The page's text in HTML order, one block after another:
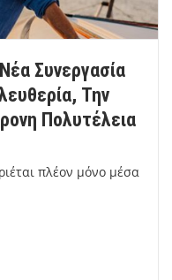
Συνεργασία
Την
Πολυτέλεια
πλέον μόνο μέσα